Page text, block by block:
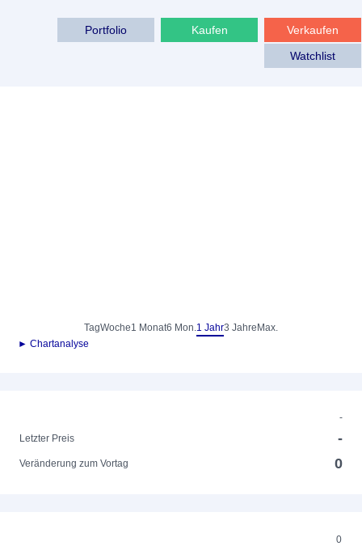
Verkaufen
Kaufen
Portfolio
Watchlist
TagWoche1 Monat6 Mon.1 Jahr3 Jahre Max.
► Chartanalyse
-
Letzter Preis
-
Veränderung zum Vortag 0
0